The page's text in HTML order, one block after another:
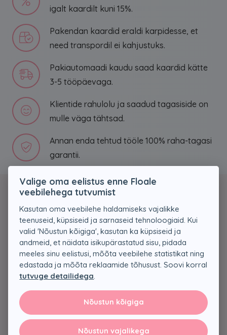
igalt kaardilt kuni 15%.
Pakendan kaardid eraldi karpidesse, et
need transpordil ei kahjustuks.
Pakiautomaadi kaudu saad kaardid kätte
3-5 tööpäevaga.
Klientide rahulolu ja saadud tagasiside on
mulle väga tähtsad.
Annan enda tehtud tööle 100% raha-tagasi
garantii.
Sotsiaalmeedia
Viited
Müügitingimused
Andmekaitsetingimused
Nõusoleku eelistused
Kontakt
Valige oma eelistus enne Floale
veebilehega tutvumist
Kasutan oma veebilehe haldamiseks vajalikke
teenuseid, küpsiseid ja sarnaseid tehnoloogiaid. Kui
valid 'Nõustun kõigiga', kasutan ka küpsiseid ja
andmeid, et näidata isikupärastatud sisu, pidada
meeles sinu eelistusi, mõõta veebilehe statistikat ning
edastada ja mõõta reklaamide tõhusust. Soovi korral
tutvuge detailidega.
Nõustun kõigiga
Nõustun vajalikega